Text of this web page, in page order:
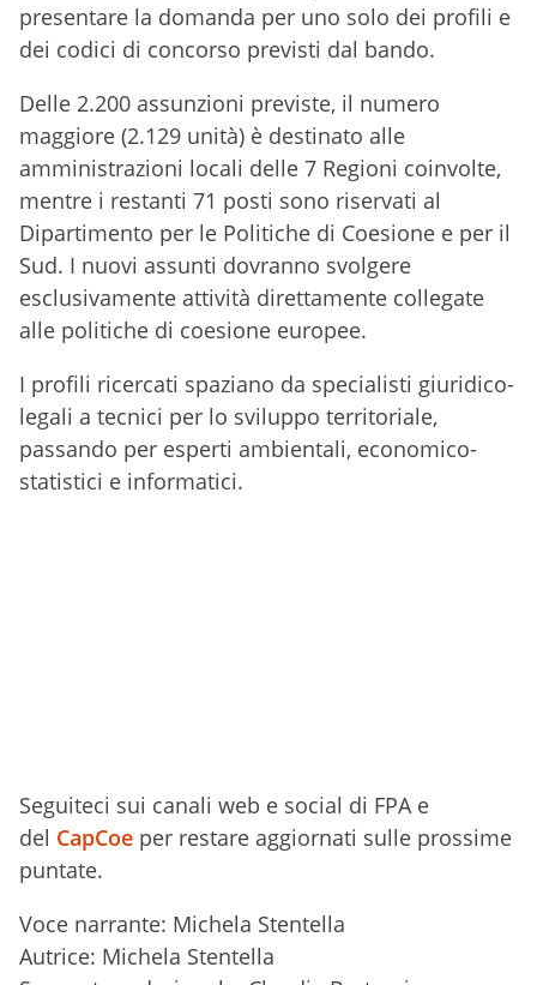
presentare la domanda per uno solo dei profili e
dei codici di concorso previsti dal bando.
Delle 2.200 assunzioni previste, il numero
maggiore (2.129 unità) è destinato alle
amministrazioni locali delle 7 Regioni coinvolte,
mentre i restanti 71 posti sono riservati al
Dipartimento per le Politiche di Coesione e per il
Sud. I nuovi assunti dovranno svolgere
esclusivamente attività direttamente collegate
alle politiche di coesione europee.
I profili ricercati spaziano da specialisti giuridico-
legali a tecnici per lo sviluppo territoriale,
passando per esperti ambientali, economico-
statistici e informatici.
Seguiteci sui canali web e social di FPA e
del CapCoe per restare aggiornati sulle prossime
puntate.
Voce narrante: Michela Stentella
Autrice: Michela Stentella